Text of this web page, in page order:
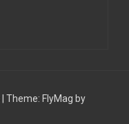
Theme: FlyMag by